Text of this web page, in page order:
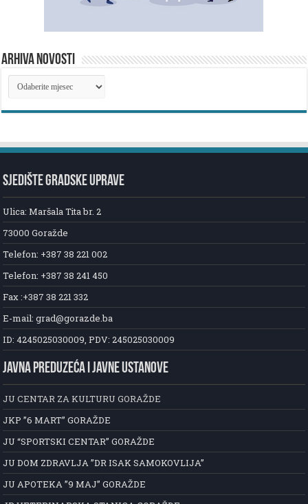
ARHIVA NOVOSTI
ARHIVA
NOVOSTI
SJEDIŠTE GRADSKE UPRAVE
Ulica: Maršala Tita br. 2
73000 Goražde
Telefon: +387 38 221 002
Telefon: +387 38 241 450
Fax :+387 38 221 332
E-mail: grad@gorazde.ba
ID: 4245025030009, PDV: 245025030009
JAVNA PREDUZEĆA I JAVNE USTANOVE
JU CENTAR ZA KULTURU GORAŽDE
JKP ”6 MART” GORAŽDE
JU “SPORTSKI CENTAR” GORAŽDE
JU DOM ZDRAVLJA ”DR ISAK SAMOKOVLIJA”
JU APOTEKA ”9 MAJ” GORAŽDE